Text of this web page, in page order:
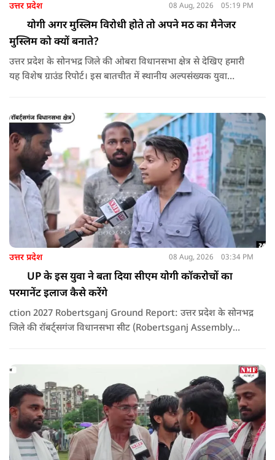
उत्तर प्रदेश 08 Aug, 2026 05:19 PM
योगी अगर मुस्लिम विरोधी होते तो अपने मठ का मैनेजर
मुस्लिम को क्यों बनाते?
उत्तर प्रदेश के सोनभद्र जिले की ओबरा विधानसभा क्षेत्र से देखिए हमारी
यह विशेष ग्राउंड रिपोर्ट। इस बातचीत में स्थानीय अल्पसंख्यक युवा
उत्तर प्रदेश 08 Aug, 2026 03:34 PM
UP के इस युवा ने बता दिया सीएम योगी कॉकरोचों का
परमानेंट इलाज कैसे करेंगे
ction 2027 Robertsganj Ground Report: उत्तर प्रदेश के सोनभद्र
जिले की रॉबर्ट्सगंज विधानसभा सीट (Robertsganj Assembly
स्थानीय युवाओं से उनकी राय जानी। क्या क्षेत्र में मुख्यमंत्री योगी
आदित्यनाथ (CM Yogi Adityanath) के नेतृत्व वाली भाजपा सरकार
का विकास कार्य चल रहा है या फिर विपक्ष के दावों में दम है?